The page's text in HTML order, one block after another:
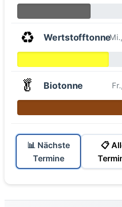
♻️ Wertstofftonne
🥬 Biotonne
📊 Nächste
Termine
📋